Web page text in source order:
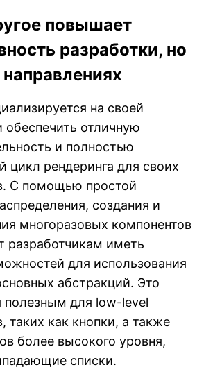
повышает
разработки, но
на своей
обеспечить отличную
и полностью
цикл рендеринга для своих
С помощью простой
создания и
многоразовых компонентов
разработчикам иметь
для использования
абстракций. Это
полезным для low-level
таких как кнопки, а также
более высокого уровня,
списки.